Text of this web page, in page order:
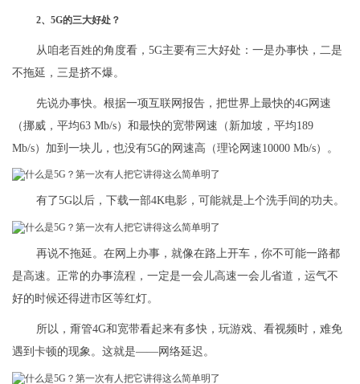
2、5G的三大好处？
从咱老百姓的角度看，5G主要有三大好处：一是办事快，二是
不拖延，三是挤不爆。
先说办事快。根据一项互联网报告，把世界上最快的4G网速
（挪威，平均63 Mb/s）和最快的宽带网速（新加坡，平均189
Mb/s）加到一块儿，也没有5G的网速高（理论网速10000 Mb/s）。
有了5G以后，下载一部4K电影，可能就是上个洗手间的功夫。
再说不拖延。在网上办事，就像在路上开车，你不可能一路都
是高速。正常的办事流程，一定是一会儿高速一会儿省道，运气不
好的时候还得进市区等红灯。
所以，甭管4G和宽带看起来有多快，玩游戏、看视频时，难免
遇到卡顿的现象。这就是——网络延迟。